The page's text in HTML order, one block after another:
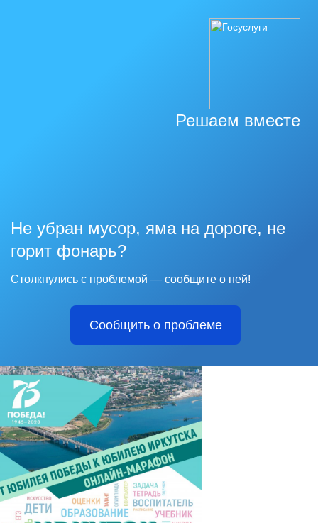
Решаем вместе
Не убран мусор, яма на дороге, не
горит фонарь?
Столкнулись с проблемой — сообщите о ней!
Сообщить о проблеме